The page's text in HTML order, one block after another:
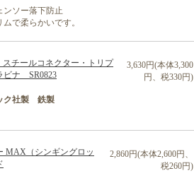
ンソー落下防止
で柔らかいです。
スチールコネクター・トリプ
ナ SR0823
3,630円(本体3,300
円、税330円)
ク社製 鉄製
MAX（シンギングロッ
2,860円(本体2,600円、
税260円)